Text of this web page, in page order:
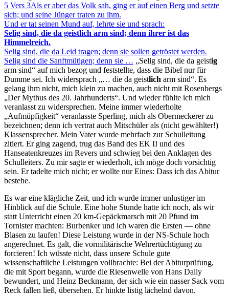
5 Vers 3Als er aber das Volk sah, ging er auf einen Berg und setzte
sich; und seine Jünger traten zu ihm.
Und er tat seinen Mund auf, lehrte sie und sprach:
Selig sind, die da geistlich arm sind; denn ihrer ist das
Himmelreich.
Selig sind, die da Leid tragen; denn sie sollen getröstet werden.
Selig sind die Sanftmütigen; denn sie …
Selig sind, die da geistig
arm sind
auf mich bezog und feststellte, dass die Bibel nur für
Dumme sei. Ich widersprach
… die da geistlich arm sind . Es
gelang ihm nicht, mich klein zu machen, auch nicht mit Rosenbergs
Der Mythus des 20. Jahrhunderts . Und wieder fühlte ich mich
veranlasst zu widersprechen. Meine immer wiederholte
Aufmüpfigkeit
veranlasste Sperling, mich als Obermeckerer zu
bezeichnen; denn ich vertrat auch Mitschüler als (nicht gewählter!)
Klassensprecher. Mein Vater wurde mehrfach zur Schulleitung
zitiert. Er ging zagend, trug das Band des EK II und des
Hanseatenkreuzes im Revers und schwieg bei den Anklagen des
Schulleiters. Zu mir sagte er wiederholt, ich möge doch vorsichtig
sein. Er tadelte mich nicht; er wollte nur Eines: Dass ich das Abitur
bestehe.
Es war eine klägliche Zeit, und ich wurde immer unlustiger im
Hinblick auf die Schule. Eine hohe Stunde hatte ich noch, als wir
statt Unterricht einen 20 km-Gepäckmarsch mit 20 Pfund im
Tornister machten: Burbenker und ich waren die Ersten — ohne
Blasen zu laufen! Diese Leistung wurde in der NS-Schule hoch
angerechnet. Es galt, die vormilitärische Wehrertüchtigung zu
forcieren! Ich wüsste nicht, dass unsere Schule gute
wissenschaftliche Leistungen vollbrachte: Bei der Abiturprüfung,
die mit Sport begann, wurde die Riesenwelle von Hans Dally
bewundert, und Heinz Beckmann, der sich wie ein nasser Sack vom
Reck fallen ließ, übersehen. Er hinkte listig lächelnd davon.